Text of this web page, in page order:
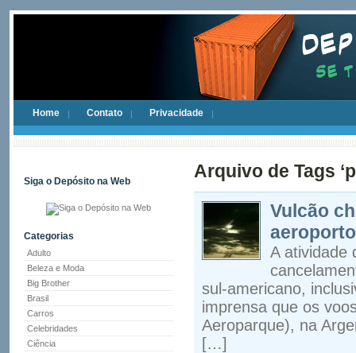
Home Contato Privacidade
Siga o Depósito na Web
Categorias
Adulto
Beleza e Moda
Big Brother
Brasil
Carros
Celebridades
Ciência
Arquivo de Tags
Vulcão
A atividade
sul-americano,
imprensa que os
Aeroparque), na
[…]